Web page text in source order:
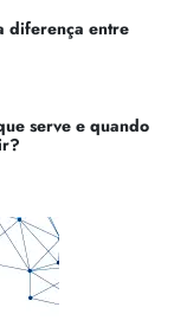
diferença entre
serve e quando